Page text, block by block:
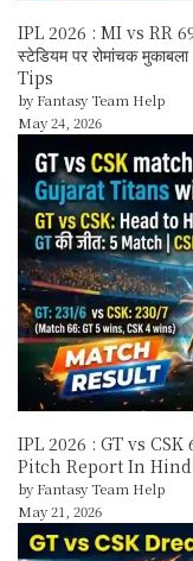
IPL 2026 : MI vs RR
स्टेडियम पर रोमांचक
Tips
by Fantasy Team Help
May 24, 2026
IPL 2026 : GT vs
Pitch Report In Hindi,
by Fantasy Team Help
May 21, 2026